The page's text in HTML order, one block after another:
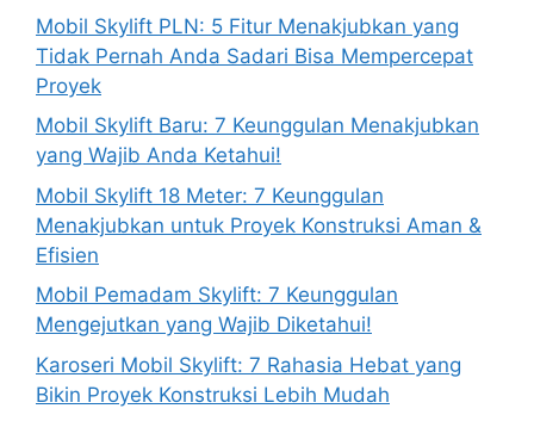
Mobil Skylift PLN: 5 Fitur Menakjubkan yang
Tidak Pernah Anda Sadari Bisa Mempercepat
Proyek
Mobil Skylift Baru: 7 Keunggulan Menakjubkan
yang Wajib Anda Ketahui!
Mobil Skylift 18 Meter: 7 Keunggulan
Menakjubkan untuk Proyek Konstruksi Aman &
Efisien
Mobil Pemadam Skylift: 7 Keunggulan
Mengejutkan yang Wajib Diketahui!
Karoseri Mobil Skylift: 7 Rahasia Hebat yang
Bikin Proyek Konstruksi Lebih Mudah